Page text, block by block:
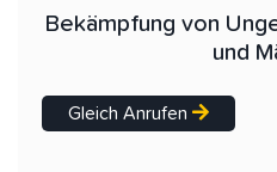
Bekämpfung von
und
Gleich Anrufen